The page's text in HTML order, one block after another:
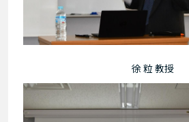
徐 粒 教授